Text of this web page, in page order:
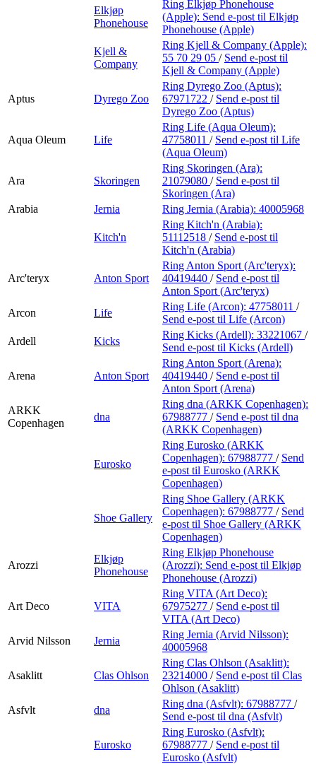
Elkjøp
Phonehouse
Ring Elkjøp Phonehouse
(Apple): Send e-post til Elkjøp
Phonehouse (Apple)
Kjell &
Company
Ring Kjell & Company (Apple):
55 70 29 05 / Send e-post til
Kjell & Company (Apple)
Aptus Dyrego Zoo
Ring Dyrego Zoo (Aptus):
67971722 / Send e-post til
Dyrego Zoo (Aptus)
Aqua Oleum Life
Ring Life (Aqua Oleum):
47758011 / Send e-post til Life
(Aqua Oleum)
Ara Skoringen
Ring Skoringen (Ara):
21079080 / Send e-post til
Skoringen (Ara)
Arabia
Jernia Ring Jernia (Arabia): 40005968
Kitch'n
Ring Kitch'n (Arabia):
51112518 / Send e-post til
Kitch'n (Arabia)
Arc'teryx Anton Sport
Ring Anton Sport (Arc'teryx):
40419440 / Send e-post til
Anton Sport (Arc'teryx)
Arcon
Life
Ring Life (Arcon): 47758011 /
Send e-post til Life (Arcon)
Ardell
Kicks
Ring Kicks (Ardell): 33221067 /
Send e-post til Kicks (Ardell)
Arena Anton Sport
Ring Anton Sport (Arena):
40419440 / Send e-post til
Anton Sport (Arena)
ARKK
Copenhagen
dna
Ring dna (ARKK Copenhagen):
67988777 / Send e-post til dna
(ARKK Copenhagen)
Eurosko
Ring Eurosko (ARKK
Copenhagen): 67988777 / Send
e-post til Eurosko (ARKK
Copenhagen)
Shoe Gallery
Ring Shoe Gallery (ARKK
Copenhagen): 67988777 / Send
e-post til Shoe Gallery (ARKK
Copenhagen)
Arozzi
Elkjøp
Phonehouse
Ring Elkjøp Phonehouse
(Arozzi): Send e-post til Elkjøp
Phonehouse (Arozzi)
Art Deco VITA
Ring VITA (Art Deco):
67975277 / Send e-post til
VITA (Art Deco)
Arvid Nilsson
Jernia
Ring Jernia (Arvid Nilsson):
40005968
Asaklitt Clas Ohlson
Ring Clas Ohlson (Asaklitt):
23214000 / Send e-post til Clas
Ohlson (Asaklitt)
Asfvlt
dna
Ring dna (Asfvlt): 67988777 /
Send e-post til dna (Asfvlt)
Eurosko
Ring Eurosko (Asfvlt):
67988777 / Send e-post til
Eurosko (Asfvlt)